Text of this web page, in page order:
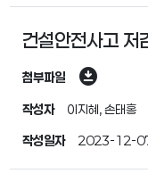
건설안전사고 저
첨부파일 download_for_offline
작성자 이지혜, 손태홍
작성일자 2023-12-